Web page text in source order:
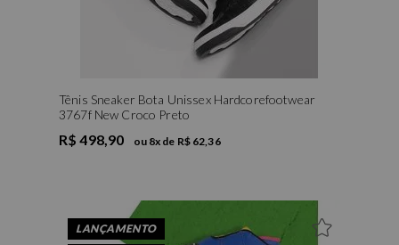
Tênis Sneaker Bota Unissex Hardcorefootwear
3767f New Croco Preto
R$ 498,90 ou 8x de R$ 62,36
LANÇAMENTO